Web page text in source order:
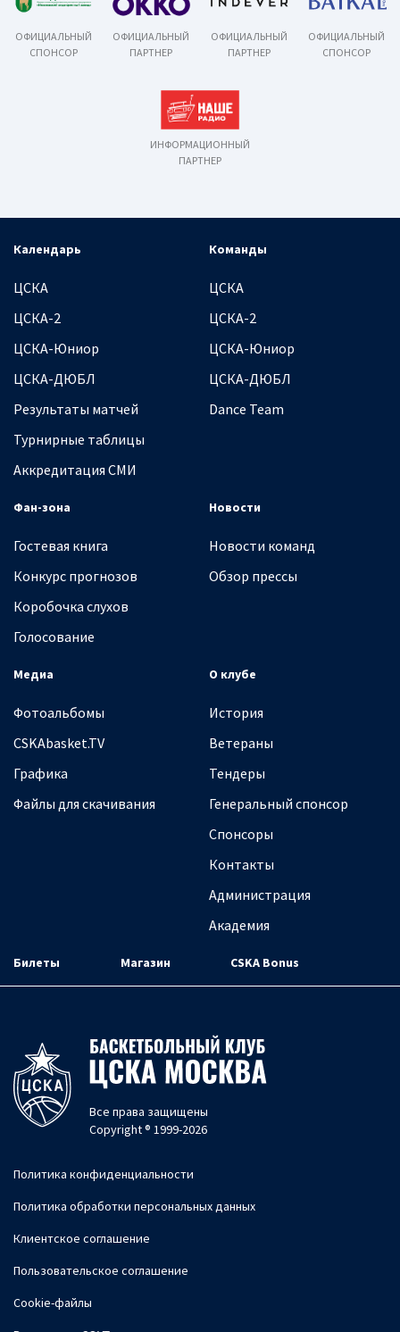
ОФИЦИАЛЬНЫЙ
СПОНСОР
ОФИЦИАЛЬНЫЙ
ПАРТНЕР
ОФИЦИАЛЬНЫЙ
ПАРТНЕР
ОФИЦИАЛЬНЫЙ
СПОНСОР
ИНФОРМАЦИОННЫЙ
ПАРТНЕР
Календарь
ЦСКА
ЦСКА-2
ЦСКА-Юниор
ЦСКА-ДЮБЛ
Результаты матчей
Турнирные таблицы
Аккредитация СМИ
Команды
ЦСКА
ЦСКА-2
ЦСКА-Юниор
ЦСКА-ДЮБЛ
Dance Team
Фан-зона
Гостевая книга
Конкурс прогнозов
Коробочка слухов
Голосование
Новости
Новости команд
Обзор прессы
Медиа
Фотоальбомы
CSKAbasket.TV
Графика
Файлы для скачивания
О клубе
История
Ветераны
Тендеры
Генеральный спонсор
Спонсоры
Контакты
Администрация
Академия
Билеты Магазин CSKA Bonus
Все права защищены
Copyright ® 1999-2026
Политика конфиденциальности
Политика обработки персональных данных
Клиентское соглашение
Пользовательское соглашение
Cookie-файлы